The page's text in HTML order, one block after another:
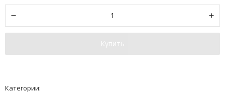
Купить
Категории: